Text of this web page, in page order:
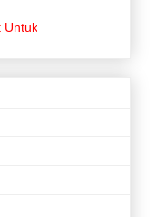
Keperluan Bisnis Anda??